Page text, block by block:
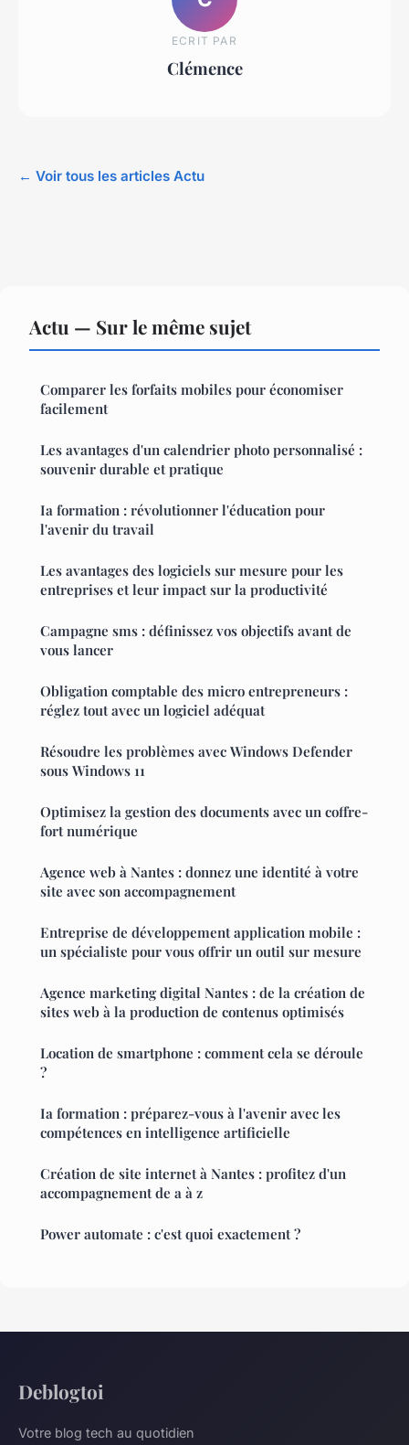
ECRIT PAR
Clémence
← Voir tous les articles Actu
Actu — Sur le même sujet
Comparer les forfaits mobiles pour économiser
facilement
Les avantages d'un calendrier photo personnalisé :
souvenir durable et pratique
Ia formation : révolutionner l'éducation pour
l'avenir du travail
Les avantages des logiciels sur mesure pour les
entreprises et leur impact sur la productivité
Campagne sms : définissez vos objectifs avant de
vous lancer
Obligation comptable des micro entrepreneurs :
réglez tout avec un logiciel adéquat
Résoudre les problèmes avec Windows Defender
sous Windows 11
Optimisez la gestion des documents avec un coffre-
fort numérique
Agence web à Nantes : donnez une identité à votre
site avec son accompagnement
Entreprise de développement application mobile :
un spécialiste pour vous offrir un outil sur mesure
Agence marketing digital Nantes : de la création de
sites web à la production de contenus optimisés
Location de smartphone : comment cela se déroule
?
Ia formation : préparez-vous à l'avenir avec les
compétences en intelligence artificielle
Création de site internet à Nantes : profitez d'un
accompagnement de a à z
Power automate : c'est quoi exactement ?
Deblogtoi
Votre blog tech au quotidien